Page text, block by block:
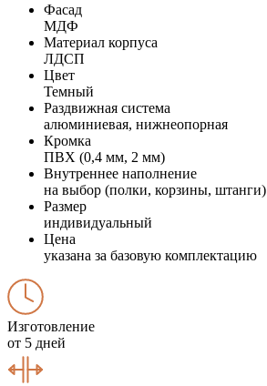
Фасад
МДФ
Материал корпуса
ЛДСП
Цвет
Темный
Раздвижная система
алюминиевая, нижнеопорная
Кромка
ПВХ (0,4 мм, 2 мм)
Внутреннее наполнение
на выбор (полки, корзины, штанги)
Размер
индивидуальный
Цена
указана за базовую комплектацию
Изготовление
от 5 дней